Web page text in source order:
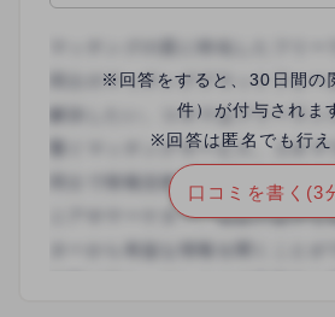
※回答をすると、30日間の
件）が付与されま
※回答は匿名でも行え
口コミを書く(3